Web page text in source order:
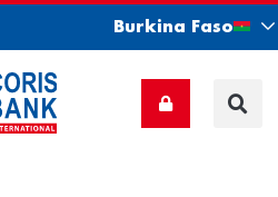
Burkina Faso